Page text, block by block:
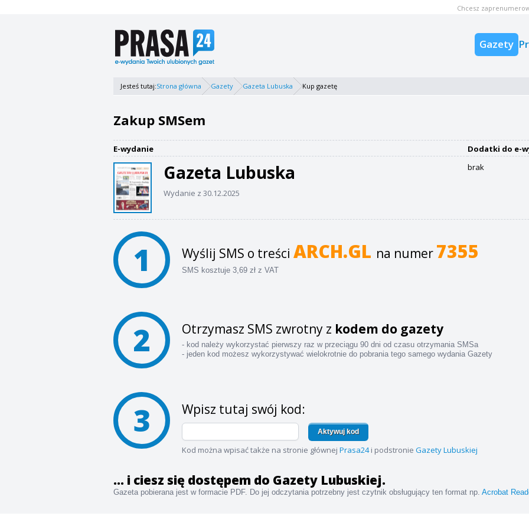
Gazety
Chcesz
Jesteś tutaj:Strona główna Gazety Gazeta Lubuska Kup gazetę
Zakup SMSem
E-wydanie
Gazeta Lubuska
Wydanie z 30.12.2025
Dodatki do e-
brak
1 Wyślij SMS o treści ARCH.GL na numer 7355
SMS kosztuje 3,69 zł z VAT
2 Otrzymasz SMS zwrotny z kodem do gazety
- kod należy wykorzystać pierwszy raz w przeciągu 90 dni od czasu otrzymania SMSa
- jeden kod możesz wykorzystywać wielokrotnie do pobrania tego samego wydania Gazety
3 Wpisz tutaj swój kod:
Aktywuj kod
Kod można wpisać także na stronie głównej Prasa24i podstronie Gazety Lubuskiej
... i ciesz się dostępem do Gazety Lubuskiej.
Gazeta pobierana jest w formacie PDF. Do jej odczytania potrzebny jest czytnik obsługujący ten format np. Acrobat